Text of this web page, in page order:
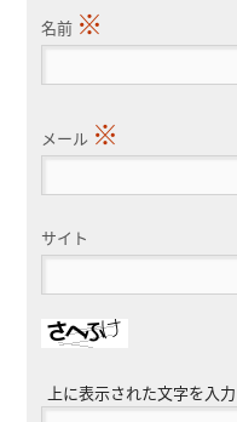
名前 ※
メール ※
サイト
上に表示された文字を入